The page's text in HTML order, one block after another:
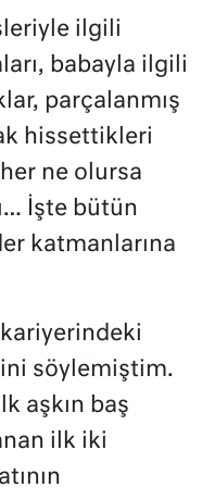
ilgili
babayla ilgili
parçalanmış
hissettikleri
ne olursa
İşte bütün
katmanlarına
kariyerindeki
söylemiştim.
aşkın baş
ilk iki